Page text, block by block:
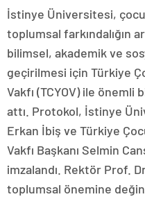
İstinye Üniversitesi,
toplumsal farkındalığın
bilimsel, akademik ve
geçirilmesi için Türkiye
Vakfı (TCYOV) ile
attı. Protokol, İstinye
Erkan İbiş ve Türkiye
Vakfı Başkanı Selmin
imzalandı. Rektör Prof.
toplumsal önemine